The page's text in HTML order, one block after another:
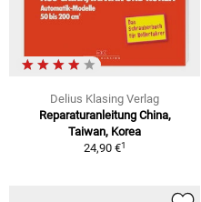
Delius Klasing Verlag
Reparaturanleitung China,
Taiwan, Korea
24,90 €1